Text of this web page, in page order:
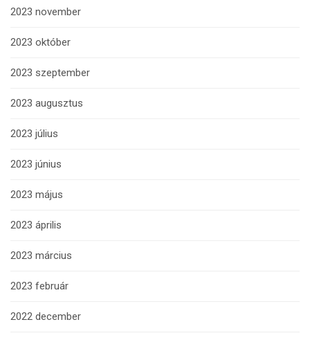
2023 november
2023 október
2023 szeptember
2023 augusztus
2023 július
2023 június
2023 május
2023 április
2023 március
2023 február
2022 december